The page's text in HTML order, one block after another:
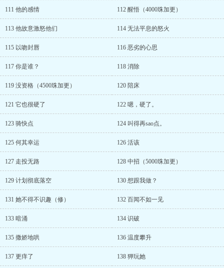
111 他的感情 112 醒悟（4000珠加更）
113 他故意激怒他们 114 无法平息的怒火
115 以吻封唇 116 恶劣的心思
117 你是谁？ 118 消除
119 没资格（4500珠加更） 120 陪床
121 它也很硬了 122 嗯，硬了。
123 骑快点 124 叫得再sao点。
125 何其幸运 126 活该
127 走投无路 128 中招（5000珠加更）
129 计划彻底落空 130 想跟我做？
131 她不得不识趣（修） 132 百闻不如一见
133 暗涌 134 识破
135 撒娇地哄 136 温度攀升
137 更痒了 138 狎玩她